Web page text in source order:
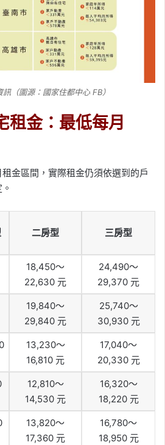
（圖源：國家住都中心 FB）
租金：最低每月
金區間，實際租金仍須依選到的戶
二房型 三房型
18,450～
22,630 元
24,490～
29,370 元
19,840～
29,840 元
25,740～
30,930 元
13,230～
16,810 元
17,040～
20,330 元
12,810～
14,530 元
16,320～
18,220 元
13,820～
17,360 元
16,780～
18,950 元